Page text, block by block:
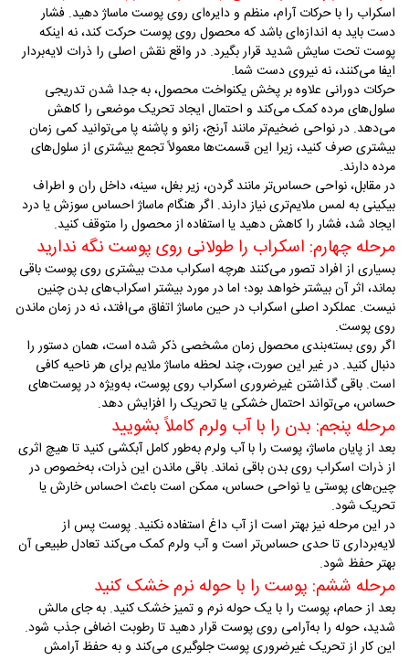
اسکراب را با حرکات آرام، منظم و دایره‌ای روی پوست ماساژ دهید. فشار
دست باید به اندازه‌ای باشد که محصول روی پوست حرکت کند، نه اینکه
پوست تحت سایش شدید قرار بگیرد. در واقع نقش اصلی را ذرات لایه‌بردار
ایفا می‌کنند، نه نیروی دست شما.
حرکات دورانی علاوه بر پخش یکنواخت محصول، به جدا شدن تدریجی
سلول‌های مرده کمک می‌کند و احتمال ایجاد تحریک موضعی را کاهش
می‌دهد. در نواحی ضخیم‌تر مانند آرنج، زانو و پاشنه پا می‌توانید کمی زمان
بیشتری صرف کنید، زیرا این قسمت‌ها معمولاً تجمع بیشتری از سلول‌های
مرده دارند.
در مقابل، نواحی حساس‌تر مانند گردن، زیر بغل، سینه، داخل ران و اطراف
بیکینی به لمس ملایم‌تری نیاز دارند. اگر هنگام ماساژ احساس سوزش یا درد
ایجاد شد، فشار را کاهش دهید یا استفاده از محصول را متوقف کنید.
مرحله چهارم: اسکراب را طولانی روی پوست نگه ندارید
بسیاری از افراد تصور می‌کنند هرچه اسکراب مدت بیشتری روی پوست باقی
بماند، اثر آن بیشتر خواهد بود؛ اما در مورد بیشتر اسکراب‌های بدن چنین
نیست. عملکرد اصلی اسکراب در حین ماساژ اتفاق می‌افتد، نه در زمان ماندن
روی پوست.
اگر روی بسته‌بندی محصول زمان مشخصی ذکر شده است، همان دستور را
دنبال کنید. در غیر این صورت، چند لحظه ماساژ ملایم برای هر ناحیه کافی
است. باقی گذاشتن غیرضروری اسکراب روی پوست، به‌ویژه در پوست‌های
حساس، می‌تواند احتمال خشکی یا تحریک را افزایش دهد.
مرحله پنجم: بدن را با آب ولرم کاملاً بشویید
بعد از پایان ماساژ، پوست را با آب ولرم به‌طور کامل آبکشی کنید تا هیچ اثری
از ذرات اسکراب روی بدن باقی نماند. باقی ماندن این ذرات، به‌خصوص در
چین‌های پوستی یا نواحی حساس، ممکن است باعث احساس خارش یا
تحریک شود.
در این مرحله نیز بهتر است از آب داغ استفاده نکنید. پوست پس از
لایه‌برداری تا حدی حساس‌تر است و آب ولرم کمک می‌کند تعادل طبیعی آن
بهتر حفظ شود.
مرحله ششم: پوست را با حوله نرم خشک کنید
بعد از حمام، پوست را با یک حوله نرم و تمیز خشک کنید. به جای مالش
شدید، حوله را به‌آرامی روی پوست قرار دهید تا رطوبت اضافی جذب شود.
این کار از تحریک غیرضروری پوست جلوگیری می‌کند و به حفظ آرامش